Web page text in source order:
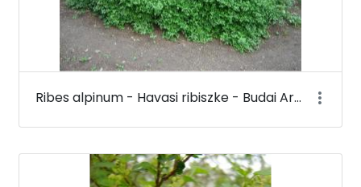
Ribes alpinum - Havasi ribiszke - Budai Arborétum